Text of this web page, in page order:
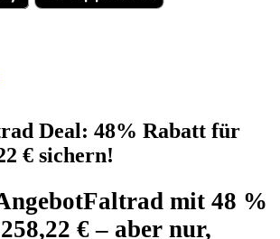
Deal: 48% Rabatt für
€ sichern!
Faltrad mit 48 %
€ – aber nur,